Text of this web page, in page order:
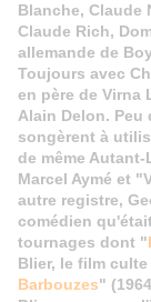
Blanche, Claude
Claude Rich,
allemande de
Toujours avec
en père de Virna
Alain Delon. Peu
songèrent à
de même Autant-
Marcel Aymé et
autre registre,
comédien
tournages dont "
Blier, le film culte
Barbouzes"